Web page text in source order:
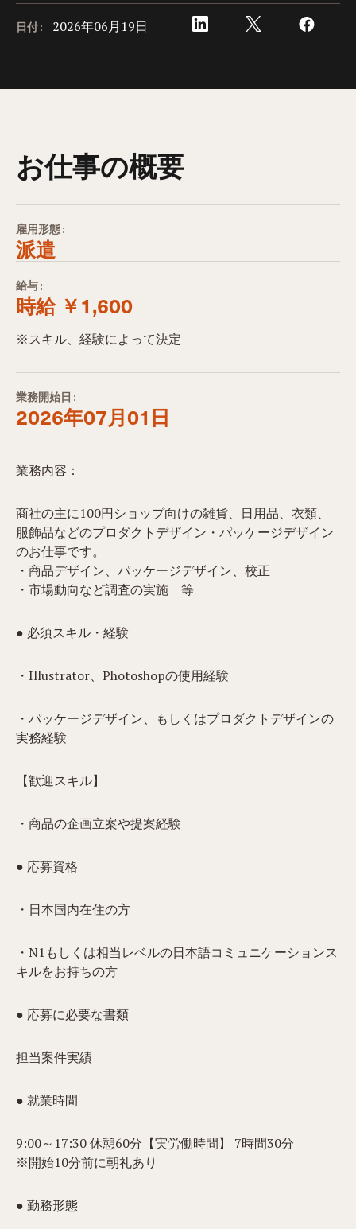
日付: 2026年06月19日
お仕事の概要
雇用形態:
派遣
給与:
時給 ￥1,600
※スキル、経験によって決定
業務開始日:
2026年07月01日
​業務内容：​
商社の主に100円ショップ向けの雑貨、日用品、衣類、
服飾品などのプロダクトデザイン・パッケージデザイン
のお仕事です。
・商品デザイン、パッケージデザイン、校正
・市場動向など調査の実施 等
● 必須スキル・経験
・Illustrator、Photoshopの使用経験
・パッケージデザイン、もしくはプロダクトデザインの
実務経験
【歓迎スキル】
・商品の企画立案や提案経験
● 応募資格
・日本国内在住の方
・N1もしくは相当レベルの日本語コミュニケーションス
キルをお持ちの方
● 応募に必要な書類
担当案件実績
● 就業時間
9:00～17:30 休憩60分【実労働時間】 7時間30分
※開始10分前に朝礼あり
● 勤務形態